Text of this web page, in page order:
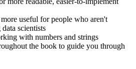
useful for people who aren't
scientists
with numbers and strings
the book to guide you through